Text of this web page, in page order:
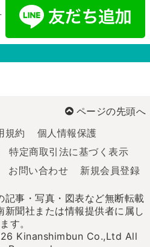
ページの先頭へ
規約
個人情報保護
特定商取引法に基づく表示
お問い合わせ 新規会員登録
記事・写真・図表など無断転載
新聞社または情報提供者に属し
ます。
Kinanshimbun Co.,Ltd All